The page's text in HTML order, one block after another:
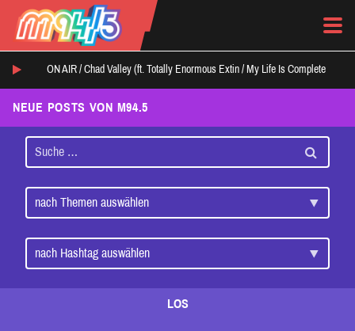
ON AIR / Chad Valley (ft. Totally Enormous Extin / My Life Is Complete
NEUE POSTS VON M94.5
LOS